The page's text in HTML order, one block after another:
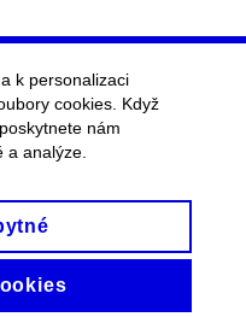
k personalizaci
cookies. Když
nám
a analýze.